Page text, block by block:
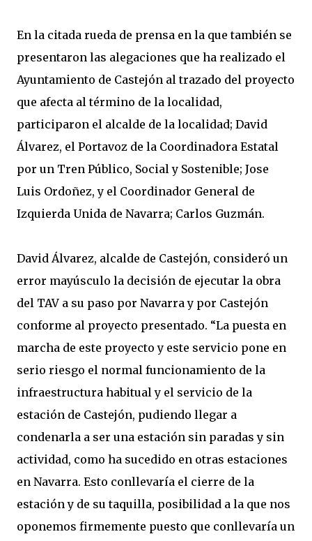
En la citada rueda de prensa en la que también se
presentaron las alegaciones que ha realizado el
Ayuntamiento de Castejón al trazado del proyecto
que afecta al término de la localidad,
participaron el alcalde de la localidad; David
Álvarez, el Portavoz de la Coordinadora Estatal
por un Tren Público, Social y Sostenible; Jose
Luis Ordoñez, y el Coordinador General de
Izquierda Unida de Navarra; Carlos Guzmán.
David Álvarez, alcalde de Castejón, consideró un
error mayúsculo la decisión de ejecutar la obra
del TAV a su paso por Navarra y por Castejón
conforme al proyecto presentado. “La puesta en
marcha de este proyecto y este servicio pone en
serio riesgo el normal funcionamiento de la
infraestructura habitual y el servicio de la
estación de Castejón, pudiendo llegar a
condenarla a ser una estación sin paradas y sin
actividad, como ha sucedido en otras estaciones
en Navarra. Esto conllevaría el cierre de la
estación y de su taquilla, posibilidad a la que nos
oponemos firmemente puesto que conllevaría un